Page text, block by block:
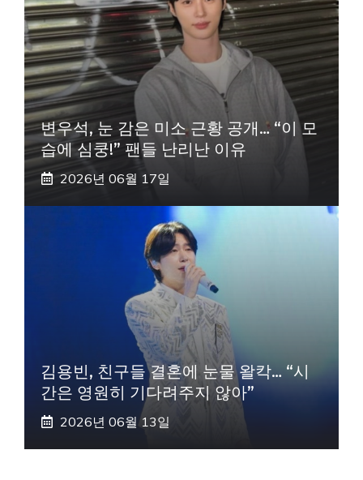
변우석, 눈 감은 미소 근황 공개… “이 모
습에 심쿵!” 팬들 난리난 이유
2026년 06월 17일
김용빈, 친구들 결혼에 눈물 왈칵… “시
간은 영원히 기다려주지 않아”
2026년 06월 13일